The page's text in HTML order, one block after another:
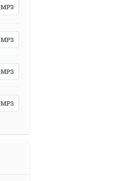
MP3
MP3
MP3
MP3